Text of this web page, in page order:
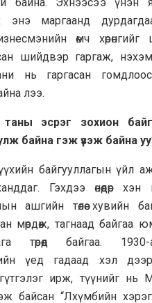
маргаанд
өмч хөрөнгийг
шийдвэр гаргаж,
нь гаргасан
лээ.
эсрэг зохион
байна гэж үзэж байна
байгууллагын үйл
Гэхдээ өнөөдөр
ашгийн төлөө хувийн
мөрдөж, тагнаад байгаа
төрөөд байгаа.
үед гадаад хэл
ирж, түүнийг нь
байсан “Лхүмбийн